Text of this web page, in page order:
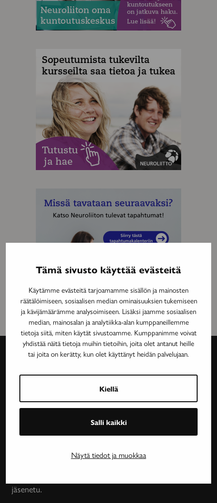
Tämä sivusto käyttää evästeitä
Käytämme evästeitä tarjoamamme sisällön ja mainosten
räätälöimiseen, sosiaalisen median ominaisuuksien tukemiseen
ja kävijämäärämme analysoimiseen. Lisäksi jaamme sosiaalisen
median, mainosalan ja analytiikka-alan kumppaneillemme
tietoja siitä, miten käytät sivustoamme. Kumppanimme voivat
yhdistää näitä tietoja muihin tietoihin, joita olet antanut heille
tai joita on kerätty, kun olet käyttänyt heidän palvelujaan.
Kiellä
Salli kaikki
Näytä tiedot ja muokkaa
Avain-
Neurologinen aikakauslehti Avain tarjoaa luotettavaa
ja asiantuntevaa tietoa MS-taudin, neurologisten
harvinaissairauksien ja essentiaalisen vapinan
sairastavien sosiaaliturvasta. Avain-lehteä julkaisee
jäsenetu.